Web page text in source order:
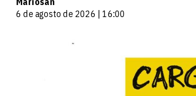
6 de agosto de 2026 | 16:00